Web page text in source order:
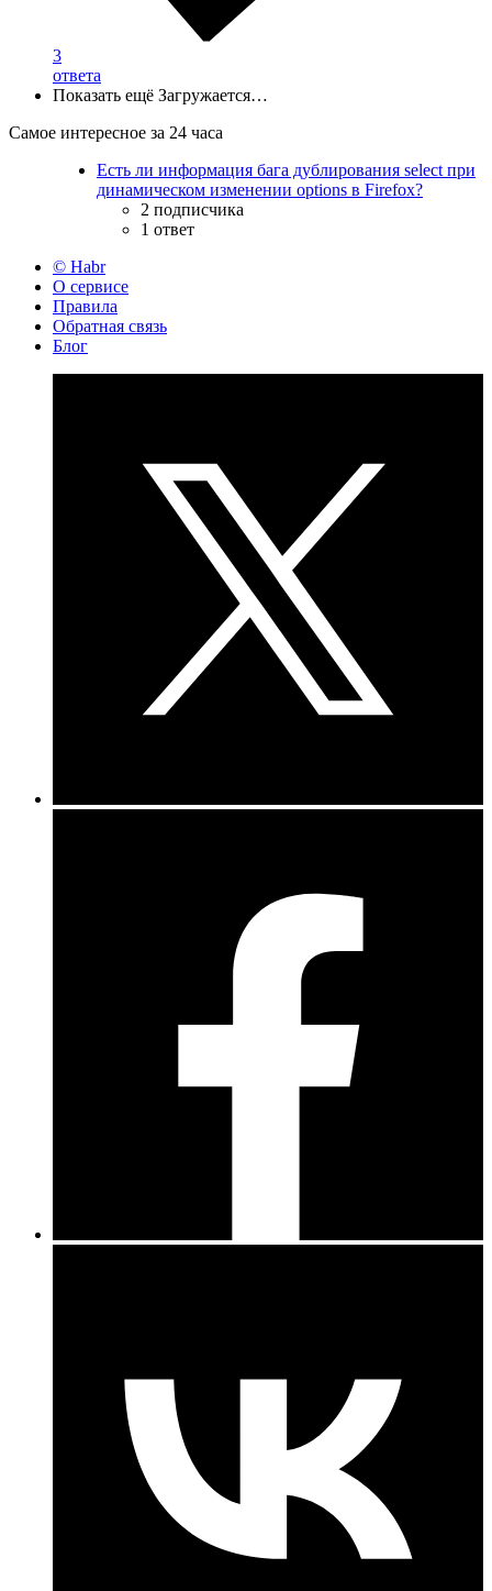
3
ответа
Показать ещё Загружается…
Самое интересное за 24 часа
Есть ли информация бага дублирования select при
динамическом изменении options в Firefox?
2 подписчика
1 ответ
© Habr
О сервисе
Правила
Обратная связь
Блог